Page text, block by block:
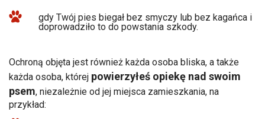
gdy Twój pies biegał bez smyczy lub bez kagańca i
doprowadziło to do powstania szkody.
Ochroną objęta jest również każda osoba bliska, a także
każda osoba, której powierzyłeś opiekę nad swoim
psem, niezależnie od jej miejsca zamieszkania, na
przykład: